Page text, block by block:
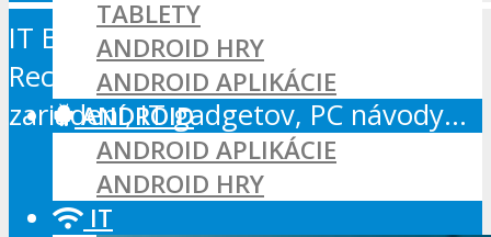
IT Blog - Android, Xbox a WordPress
Recenzie Android aplikácií, hier a
zariadení, IT gadgetov, PC návody...
TABLETY
ANDROID HRY
ANDROID APLIKÁCIE
ANDROID
ANDROID APLIKÁCIE
ANDROID HRY
IT